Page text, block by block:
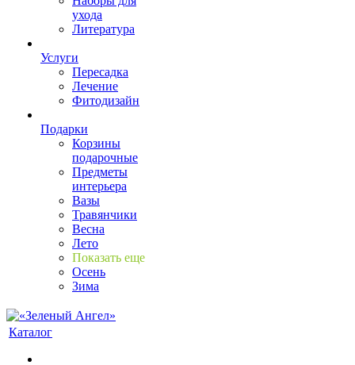
ухода
Литература
Услуги
Пересадка
Лечение
Фитодизайн
Подарки
Корзины
подарочные
Предметы
интерьера
Вазы
Травянчики
Весна
Лето
Показать еще
Осень
Зима
Каталог